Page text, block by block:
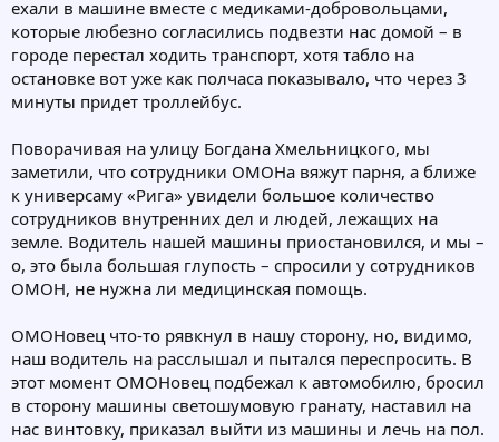
ехали в машине вместе с медиками-добровольцами,
которые любезно согласились подвезти нас домой – в
городе перестал ходить транспорт, хотя табло на
остановке вот уже как полчаса показывало, что через 3
минуты придет троллейбус.
Поворачивая на улицу Богдана Хмельницкого, мы
заметили, что сотрудники ОМОНа вяжут парня, а ближе
к универсаму «Рига» увидели большое количество
сотрудников внутренних дел и людей, лежащих на
земле. Водитель нашей машины приостановился, и мы –
о, это была большая глупость – спросили у сотрудников
ОМОН, не нужна ли медицинская помощь.
ОМОНовец что-то рявкнул в нашу сторону, но, видимо,
наш водитель на расслышал и пытался переспросить. В
этот момент ОМОНовец подбежал к автомобилю, бросил
в сторону машины светошумовую гранату, наставил на
нас винтовку, приказал выйти из машины и лечь на пол.